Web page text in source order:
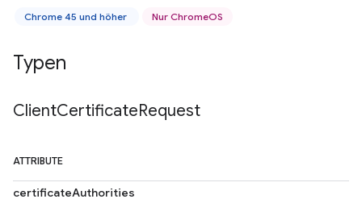
Chrome 45 und höher Nur ChromeOS
Typen
ClientCertificateRequest
ATTRIBUTE
certificateAuthorities